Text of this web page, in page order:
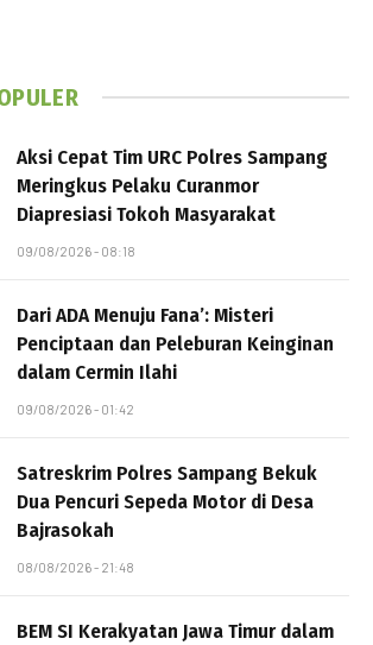
Aksi Cepat Tim URC Polres Sampang
Meringkus Pelaku Curanmor
Diapresiasi Tokoh Masyarakat
09/08/2026 - 08:18
Dari ADA Menuju Fana’: Misteri
Penciptaan dan Peleburan Keinginan
dalam Cermin Ilahi
09/08/2026 - 01:42
Satreskrim Polres Sampang Bekuk
Dua Pencuri Sepeda Motor di Desa
Bajrasokah
08/08/2026 - 21:48
BEM SI Kerakyatan Jawa Timur dalam